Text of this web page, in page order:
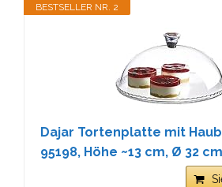
BESTSELLER NR. 2
Dajar Tortenplatte mit
95198, Höhe ~13 cm, Ø 32 cm